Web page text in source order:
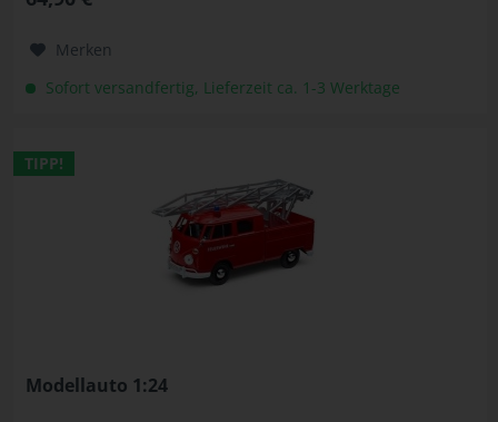
Merken
Sofort versandfertig, Lieferzeit ca. 1-3 Werktage
TIPP!
Modellauto 1:24